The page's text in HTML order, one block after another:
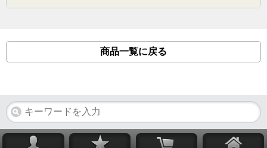
商品一覧に戻る